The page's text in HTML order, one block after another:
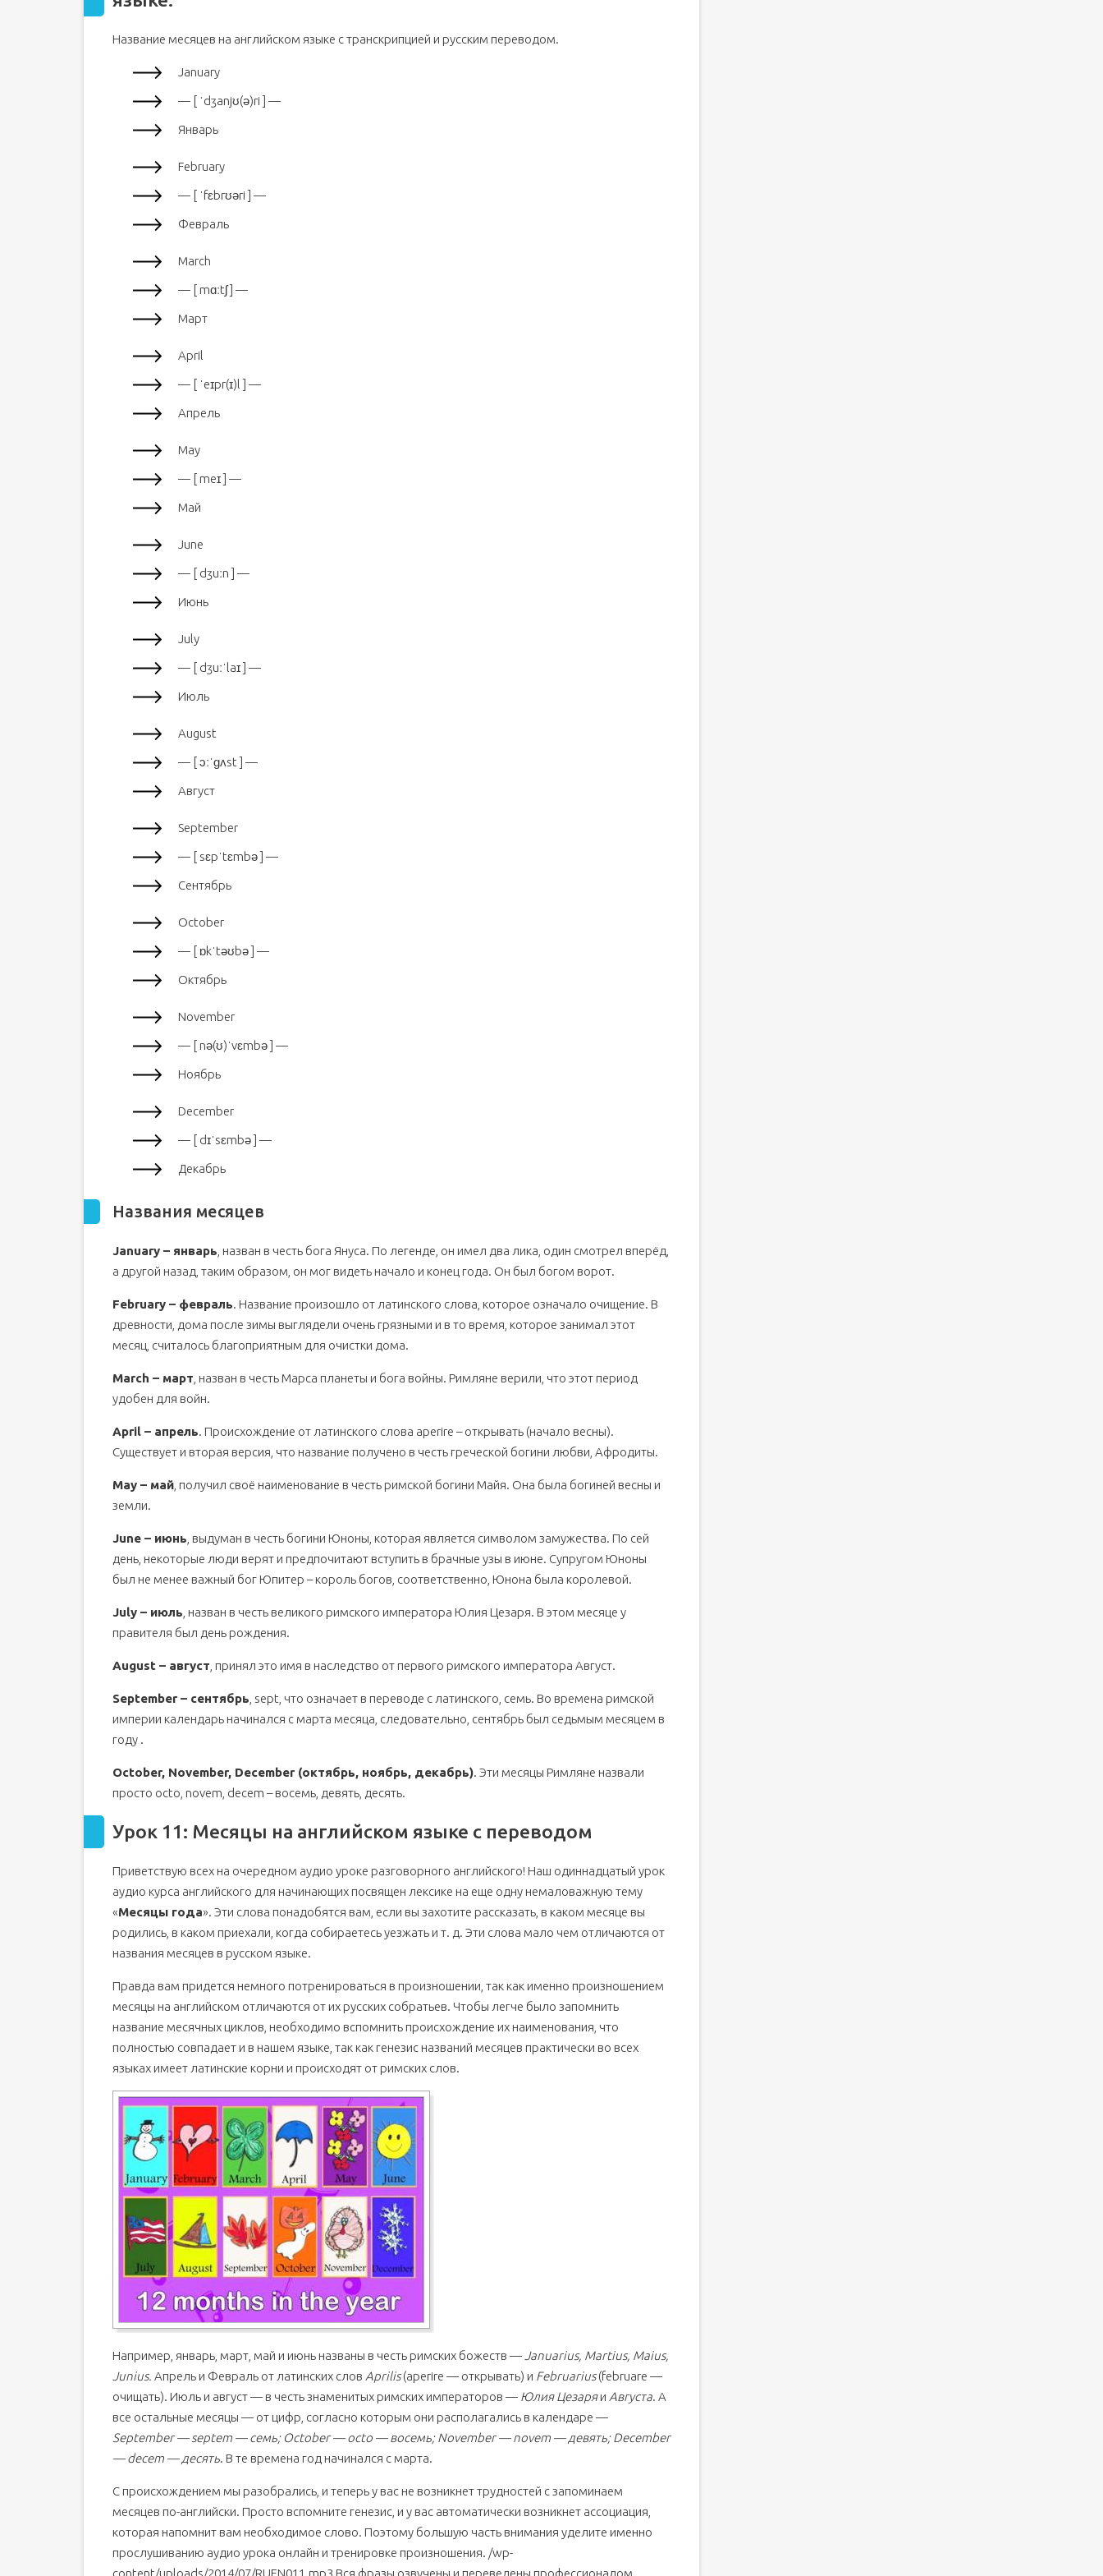
Новая музыка
Сейчас слушают
Название месяцев на английском языке с транскрипцией и русским переводом.
January
— [ ˈdʒanjʊ(ə)ri ] —
Январь
February
— [ ˈfɛbrʊəri ] —
Февраль
March
— [ mɑːtʃ ] —
Март
April
— [ ˈeɪpr(ɪ)l ] —
Апрель
May
— [ meɪ ] —
Май
June
— [ dʒuːn ] —
Июнь
July
— [ dʒuːˈlaɪ ] —
Июль
August
— [ ɔːˈɡʌst ] —
Август
September
— [ sɛpˈtɛmbə ] —
Сентябрь
October
— [ ɒkˈtəʊbə ] —
Октябрь
November
— [ nə(ʊ)ˈvɛmbə ] —
Ноябрь
December
— [ dɪˈsɛmbə ] —
Декабрь
Названия месяцев
January – январь , назван в честь бога Януса. По легенде, он имел два лика, один смотрел вперёд,
а другой назад, таким образом, он мог видеть начало и конец года. Он был богом ворот.
February – февраль. Название произошло от латинского слова, которое означало очищение. В
древности, дома после зимы выглядели очень грязными и в то время, которое занимал этот
месяц, считалось благоприятным для очистки дома.
March – март , назван в честь Марса планеты и бога войны. Римляне верили, что этот период
удобен для войн.
April – апрель. Происхождение от латинского слова aperire – открывать (начало весны).
Существует и вторая версия, что название получено в честь греческой богини любви, Афродиты.
May – май , получил своё наименование в честь римской богини Майя. Она была богиней весны и
земли.
June – июнь , выдуман в честь богини Юноны, которая является символом замужества. По сей
день, некоторые люди верят и предпочитают вступить в брачные узы в июне. Супругом Юноны
был не менее важный бог Юпитер – король богов, соответственно, Юнона была королевой.
July – июль , назван в честь великого римского императора Юлия Цезаря. В этом месяце у
правителя был день рождения.
August – август , принял это имя в наследство от первого римского императора Август.
September – сентябрь , sept, что означает в переводе с латинского, семь. Во времена римской
империи календарь начинался с марта месяца, следовательно, сентябрь был седьмым месяцем в
году .
October, November, December (октябрь, ноябрь, декабрь). Эти месяцы Римляне назвали
просто octo, novem, decem – восемь, девять, десять.
Урок 11: Месяцы на английском языке с переводом
Приветствую всех на очередном аудио уроке разговорного английского! Наш одиннадцатый урок
аудио курса английского для начинающих посвящен лексике на еще одну немаловажную тему
«Месяцы года». Эти слова понадобятся вам, если вы захотите рассказать, в каком месяце вы
родились, в каком приехали, когда собираетесь уезжать и т. д. Эти слова мало чем отличаются от
названия месяцев в русском языке.
Правда вам придется немного потренироваться в произношении, так как именно произношением
месяцы на английском отличаются от их русских собратьев. Чтобы легче было запомнить
название месячных циклов, необходимо вспомнить происхождение их наименования, что
полностью совпадает и в нашем языке, так как генезис названий месяцев практически во всех
языках имеет латинские корни и происходят от римских слов.
Например, январь, март, май и июнь названы в честь римских божеств — Januarius, Martius, Maius,
Junius. Апрель и Февраль от латинских слов Aprilis(aperire — открывать) и Februarius(februare —
очищать). Июль и август — в честь знаменитых римских императоров — Юлия Цезаряи Августа. А
все остальные месяцы — от цифр, согласно которым они располагались в календаре —
September — septem — семь; October — octo — восемь; November — novem — девять; December
— decem — десять. В те времена год начинался с марта.
С происхождением мы разобрались, и теперь у вас не возникнет трудностей с запоминаем
месяцев по-английски. Просто вспомните генезис, и у вас автоматически возникнет ассоциация,
которая напомнит вам необходимое слово. Поэтому большую часть внимания уделите именно
прослушиванию аудио урока онлайн и тренировке произношения. /wp-
content/uploads/2014/07/RUEN011.mp3 Вся фразы озвучены и переведены профессионалом